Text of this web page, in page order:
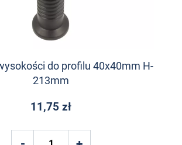
do profilu 40x40mm H-
213mm
11,75 zł